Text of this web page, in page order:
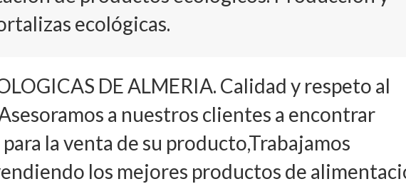
ecológicas.
DE ALMERIA. Calidad y respeto al
a nuestros clientes a encontrar
la venta de su producto,Trabajamos
los mejores productos de